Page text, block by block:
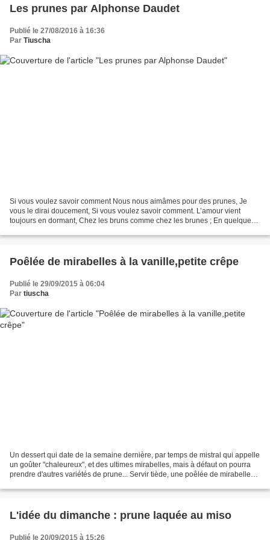
Les prunes par Alphonse Daudet
Publié le 27/08/2016 à 16:36
Par Tiuscha
Si vous voulez savoir comment Nous nous aimâmes pour des prunes, Je
vous le dirai doucement, Si vous voulez savoir comment. L’amour vient
toujours en dormant, Chez les bruns comme chez les brunes ; En quelques
Poêlée de mirabelles à la vanille,petite crêpe
Publié le 29/09/2015 à 06:04
Par tiuscha
Un dessert qui date de la semaine dernière, par temps de mistral qui appelle
un goûter "chaleureux", et des ultimes mirabelles, mais à défaut on pourra
prendre d'autres variétés de prune... Servir tiède, une poêlée de mirabelles à
L'idée du dimanche : prune laquée au miso
Publié le 20/09/2015 à 15:26